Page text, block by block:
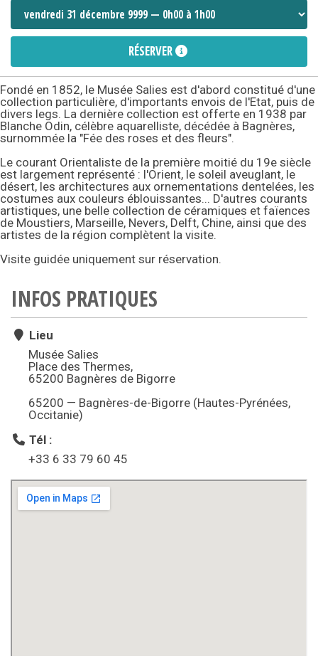
RÉSERVER
Fondé en 1852, le Musée Salies est d'abord constitué d'une
collection particulière, d'importants envois de l'Etat, puis de
divers legs. La dernière collection est offerte en 1938 par
Blanche Odin, célèbre aquarelliste, décédée à Bagnères,
surnommée la "Fée des roses et des fleurs".
Le courant Orientaliste de la première moitié du 19e siècle
est largement représenté : l'Orient, le soleil aveuglant, le
désert, les architectures aux ornementations dentelées, les
costumes aux couleurs éblouissantes... D'autres courants
artistiques, une belle collection de céramiques et faïences
de Moustiers, Marseille, Nevers, Delft, Chine, ainsi que des
artistes de la région complètent la visite.
Visite guidée uniquement sur réservation.
INFOS PRATIQUES
Lieu
Musée Salies
Place des Thermes,
65200 Bagnères de Bigorre
65200 — Bagnères-de-Bigorre (Hautes-Pyrénées,
Occitanie)
Tél :
+33 6 33 79 60 45